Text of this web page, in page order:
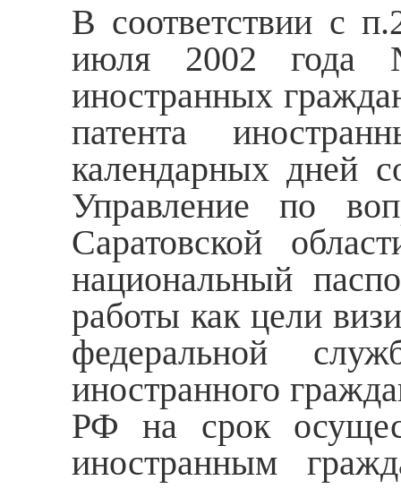
В соответствии с
июля 2002 года
иностранных
патента
календарных дней
Управление по
Саратовской
национальный
работы как цели
федеральной
иностранного
РФ на срок
иностранным